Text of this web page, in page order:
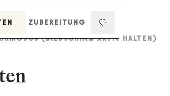
ZUBEREITUNG
(BILDSCHIRM AKTIV HALTEN)